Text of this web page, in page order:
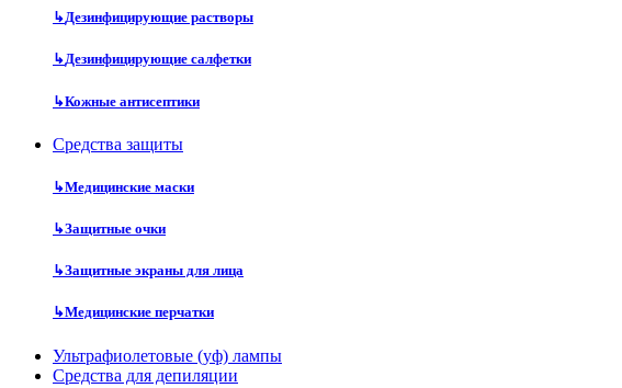
↳Дезинфицирующие растворы
↳Дезинфицирующие салфетки
↳Кожные антисептики
Средства защиты
↳Медицинские маски
↳Защитные очки
↳Защитные экраны для лица
↳Медицинские перчатки
Ультрафиолетовые (уф) лампы
Средства для депиляции